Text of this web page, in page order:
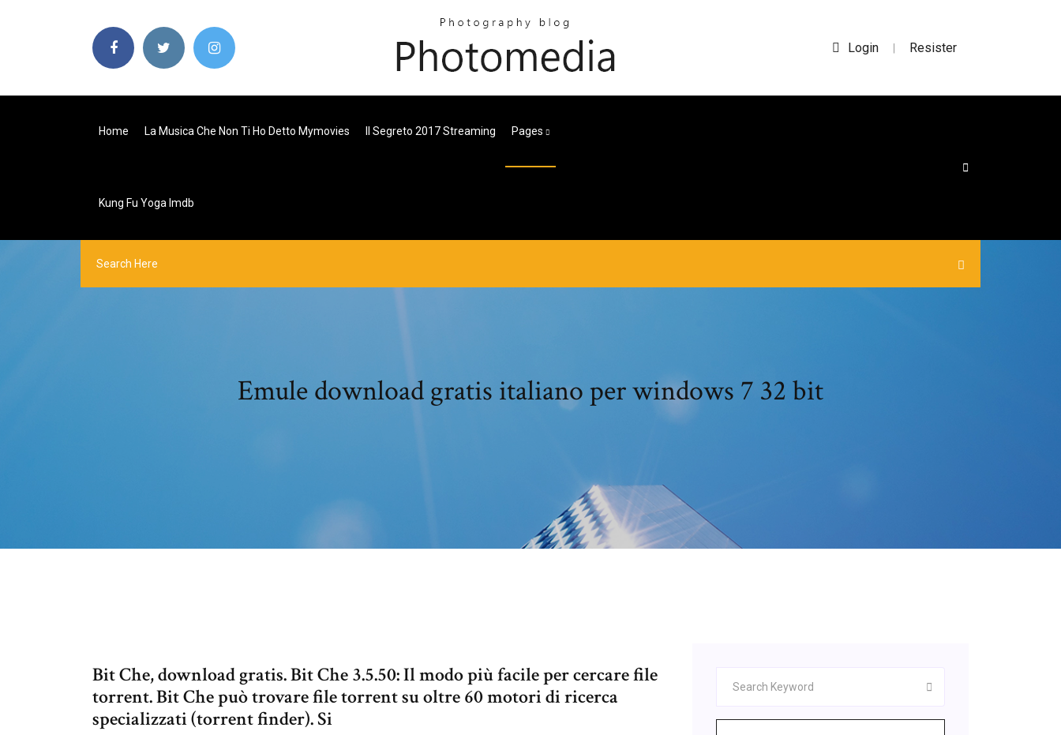
Login | Resister
Home La Musica Che Non Ti Ho Detto Mymovies Il Segreto 2017 Streaming Pages
Kung Fu Yoga Imdb
Emule download gratis italiano per windows 7 32 bit
Bit Che, download gratis. Bit Che 3.5.50: Il modo più facile per cercare file
torrent. Bit Che può trovare file torrent su oltre 60 motori di ricerca
specializzati (torrent finder). Si